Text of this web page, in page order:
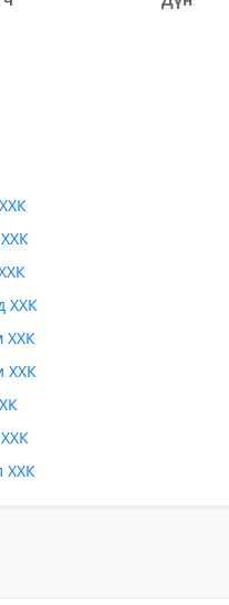
ХХК
ХХК
ХХК
ХХК